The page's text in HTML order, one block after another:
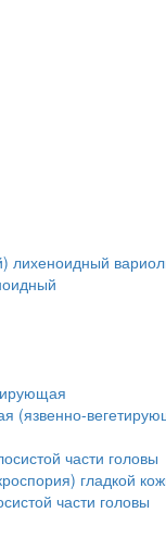
лихеноидный
(язвенно-
части головы
гладкой
части головы